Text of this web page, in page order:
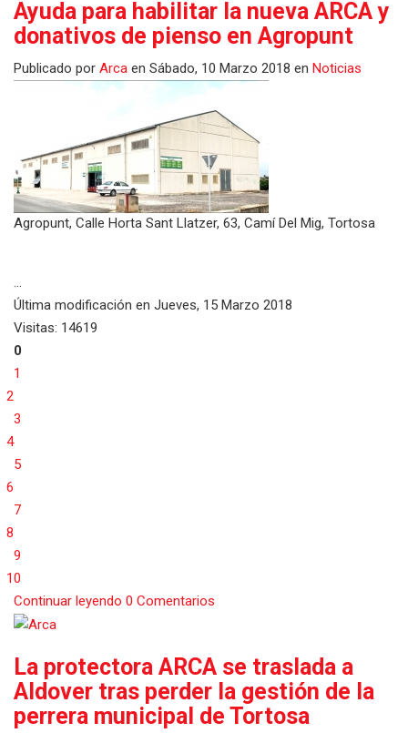
Ayuda para habilitar la nueva ARCA y
donativos de pienso en Agropunt
Publicado por Arca en Sábado, 10 Marzo 2018 en Noticias
Agropunt, Calle Horta Sant Llatzer, 63, Camí Del Mig, Tortosa
...
Última modificación en Jueves, 15 Marzo 2018
Visitas: 14619
0
1
2
3
4
5
6
7
8
9
10
Continuar leyendo 0 Comentarios
La protectora ARCA se traslada a
Aldover tras perder la gestión de la
perrera municipal de Tortosa